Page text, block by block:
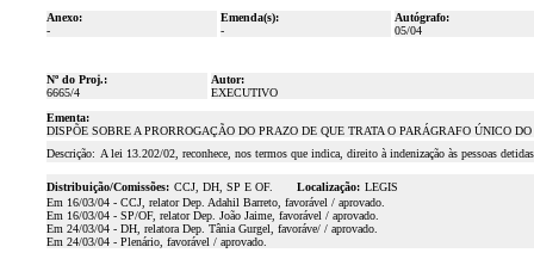
Anexo:
-
Emenda(s):
-
Autógrafo:
05/04
Nº do Proj.:
6665/4
Autor:
EXECUTIVO
Ementa:
DISPÕE SOBRE A PRORROGAÇÃO DO PRAZO DE QUE TRATA O PARÁGRAFO ÚNICO
Descrição: A lei 13.202/02, reconhece, nos termos que indica, direito à indenização às pessoas
Distribuição/Comissões: CCJ, DH, SP E OF. Localização: LEGIS
Em 16/03/04 - CCJ, relator Dep. Adahil Barreto, favorável / aprovado.
Em 16/03/04 - SP/OF, relator Dep. João Jaime, favorável / aprovado.
Em 24/03/04 - DH, relatora Dep. Tânia Gurgel, favoráve/ / aprovado.
Em 24/03/04 - Plenário, favorável / aprovado.